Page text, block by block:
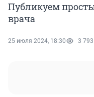
Публикуем
врача
25 июля 2024, 18:30 3 793